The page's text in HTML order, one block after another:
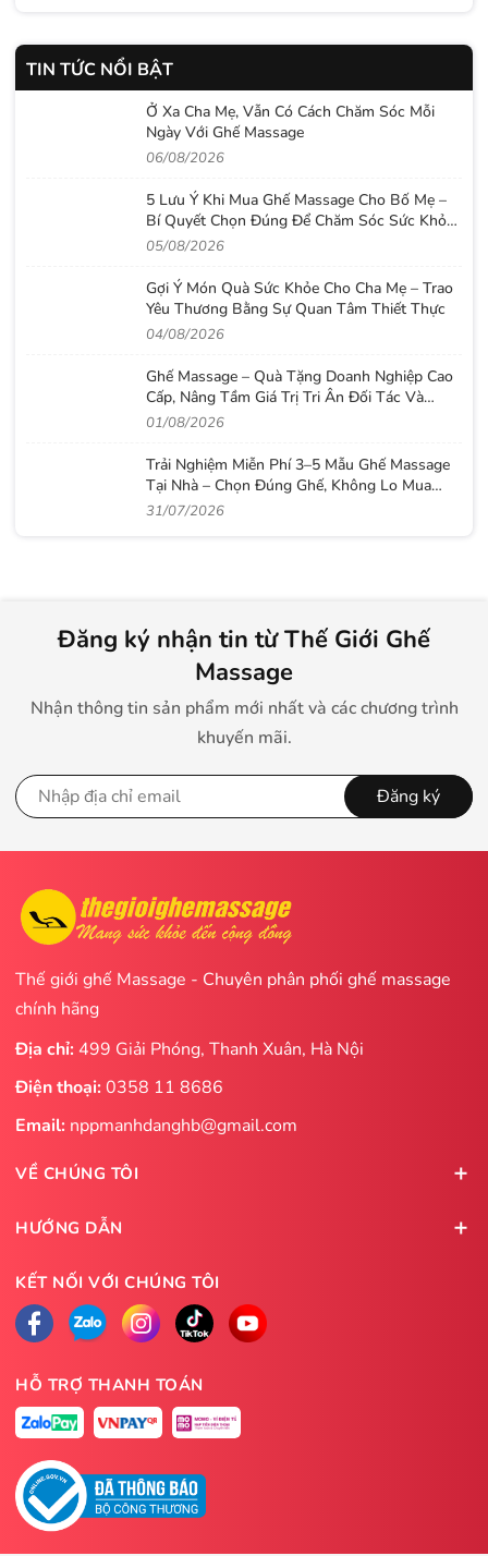
TIN TỨC NỔI BẬT
Ở Xa Cha Mẹ, Vẫn Có Cách Chăm Sóc Mỗi
Ngày Với Ghế Massage
06/08/2026
5 Lưu Ý Khi Mua Ghế Massage Cho Bố Mẹ –
Bí Quyết Chọn Đúng Để Chăm Sóc Sức Khỏe
Lâu Dài
05/08/2026
Gợi Ý Món Quà Sức Khỏe Cho Cha Mẹ – Trao
Yêu Thương Bằng Sự Quan Tâm Thiết Thực
04/08/2026
Ghế Massage – Quà Tặng Doanh Nghiệp Cao
Cấp, Nâng Tầm Giá Trị Tri Ân Đối Tác Và
Nhân Viên
01/08/2026
Trải Nghiệm Miễn Phí 3–5 Mẫu Ghế Massage
Tại Nhà – Chọn Đúng Ghế, Không Lo Mua
Nhầm
31/07/2026
Đăng ký nhận tin từ Thế Giới Ghế
Massage
Nhận thông tin sản phẩm mới nhất và các chương trình
khuyến mãi.
Đăng ký
Thế giới ghế Massage - Chuyên phân phối ghế massage
chính hãng
Địa chỉ: 499 Giải Phóng, Thanh Xuân, Hà Nội
Điện thoại:0358 11 8686
Email: nppmanhdanghb@gmail.com
VỀ CHÚNG TÔI
HƯỚNG DẪN
KẾT NỐI VỚI CHÚNG TÔI
HỖ TRỢ THANH TOÁN